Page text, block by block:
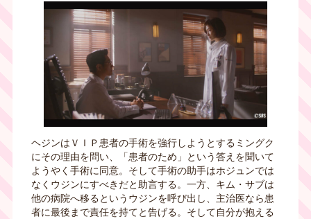
ヘジンはＶＩＰ患者の手術を強行しようとするミングク
にその理由を問い、「患者のため」という答えを聞いて
ようやく手術に同意。そして手術の助手はホジュンでは
なくウジンにすべきだと助言する。一方、キム・サブは
他の病院へ移るというウジンを呼び出し、主治医なら患
者に最後まで責任を持てと告げる。そして自分が抱える